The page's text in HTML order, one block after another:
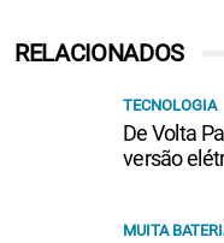
RELACIONADOS
TECNOLOGIA
De Volta
versão
MUITA